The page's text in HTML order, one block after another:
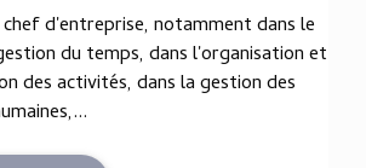
d'entreprise, notamment dans le
du temps, dans l'organisation et
des activités, dans la gestion des